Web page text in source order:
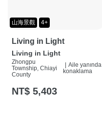
山海景觀 4+
Living in Light
Living in Light
Zhongpu
Township, Chiayi
County
Aile yanında
konaklama
NT$ 5,403